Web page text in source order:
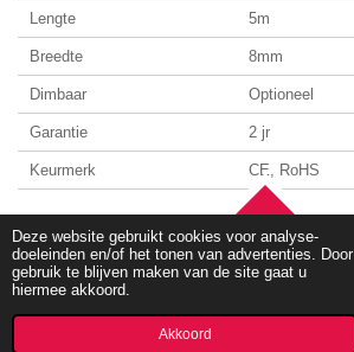
Deze website gebruikt cookies voor analyse-
doeleinden en/of het tonen van advertenties. Door
gebruik te blijven maken van de site gaat u
hiermee akkoord.
Akkoord
Lengte 5m
Breedte 8mm
Dimbaar Optioneel
Garantie 2 jr
Keurmerk CE, RoHS
© 2020 - 2026 mbllighting